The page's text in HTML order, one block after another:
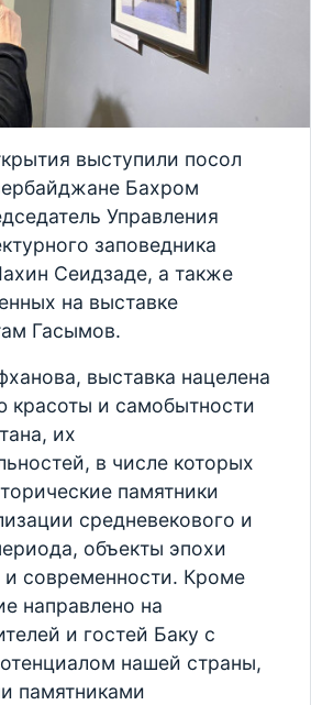
выступили посол
Бахром
Управления
заповедника
Сеидзаде, а также
на выставке
Гасымов.
выставка нацелена
красоты и самобытности
их
в числе которых
памятники
средневекового и
объекты эпохи
современности. Кроме
направлено на
и гостей Баку с
нашей страны,
памятниками